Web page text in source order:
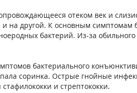
отеком век и
на другой. К основным
бактерий. Из-за
бактериального
соринка. Острые гнойные
и стрептококки.